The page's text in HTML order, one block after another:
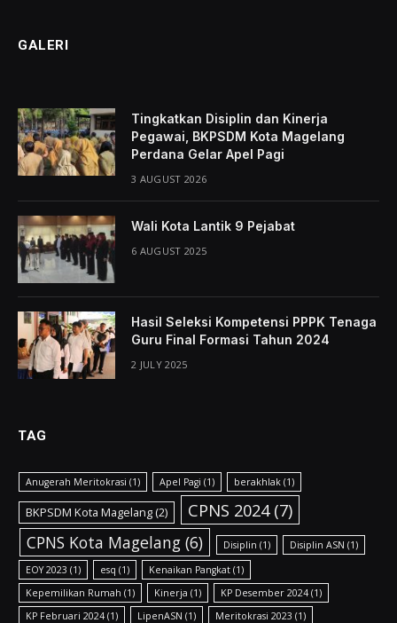
GALERI
Tingkatkan Disiplin dan Kinerja
Pegawai, BKPSDM Kota Magelang
Perdana Gelar Apel Pagi
3 AUGUST 2026
Wali Kota Lantik 9 Pejabat
6 AUGUST 2025
Hasil Seleksi Kompetensi PPPK Tenaga
Guru Final Formasi Tahun 2024
2 JULY 2025
TAG
Anugerah Meritokrasi (1) Apel Pagi (1) berakhlak (1)
BKPSDM Kota Magelang(2) CPNS 2024(7)
CPNS Kota Magelang(6) Disiplin (1) Disiplin ASN (1)
EOY 2023 (1) esq (1) Kenaikan Pangkat (1)
Kepemilikan Rumah (1) Kinerja (1) KP Desember 2024 (1)
KP Februari 2024 (1) LipenASN (1) Meritokrasi 2023 (1)